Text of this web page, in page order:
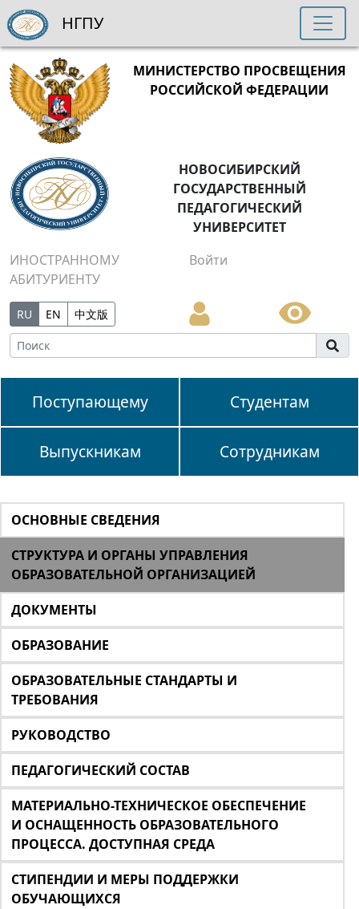
МИНИСТЕРСТВО ПРОСВЕЩЕНИЯ
РОССИЙСКОЙ ФЕДЕРАЦИИ
НОВОСИБИРСКИЙ
ГОСУДАРСТВЕННЫЙ
ПЕДАГОГИЧЕСКИЙ
УНИВЕРСИТЕТ
ИНОСТРАННОМУ
АБИТУРИЕНТУ
Войти
RU EN 中文版
Поступающему Студентам
Выпускникам Сотрудникам
НГПУ
ОСНОВНЫЕ СВЕДЕНИЯ
СТРУКТУРА И ОРГАНЫ УПРАВЛЕНИЯ
ОБРАЗОВАТЕЛЬНОЙ ОРГАНИЗАЦИЕЙ
ДОКУМЕНТЫ
ОБРАЗОВАНИЕ
ОБРАЗОВАТЕЛЬНЫЕ СТАНДАРТЫ И
ТРЕБОВАНИЯ
РУКОВОДСТВО
ПЕДАГОГИЧЕСКИЙ СОСТАВ
МАТЕРИАЛЬНО-ТЕХНИЧЕСКОЕ ОБЕСПЕЧЕНИЕ
И ОСНАЩЕННОСТЬ ОБРАЗОВАТЕЛЬНОГО
ПРОЦЕССА. ДОСТУПНАЯ СРЕДА
СТИПЕНДИИ И МЕРЫ ПОДДЕРЖКИ
ОБУЧАЮЩИХСЯ